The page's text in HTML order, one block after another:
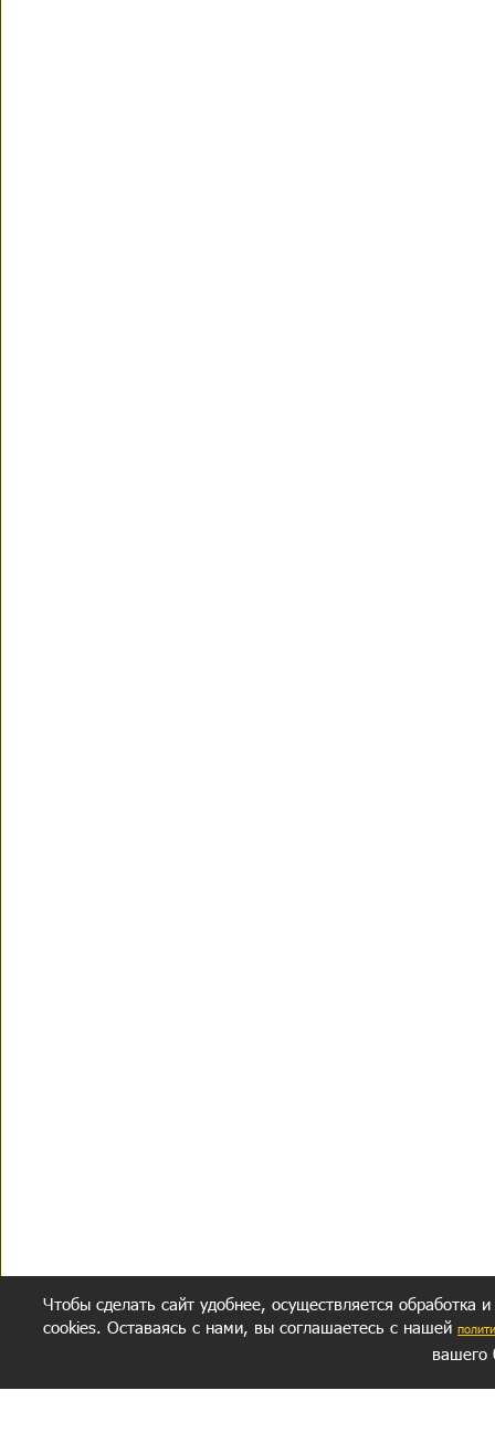
Чтобы сделать сайт удобнее, осуществляется обработка
cookies. Оставаясь с нами, вы соглашаетесь с нашей
вашего